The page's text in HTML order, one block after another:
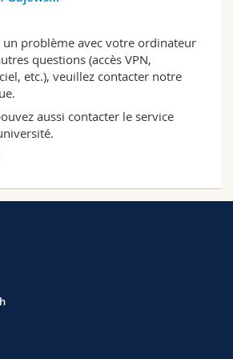
cours
un problème avec votre ordinateur
questions (accès VPN,
etc.), veuillez contacter notre
aussi contacter le service